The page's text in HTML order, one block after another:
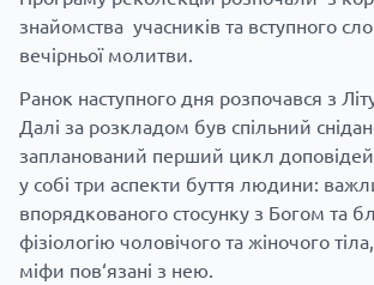
знайомства учасників та вступного
вечірньої молитви.
Ранок наступного дня розпочався з
Далі за розкладом був спільний
запланований перший цикл
у собі три аспекти буття людини:
впорядкованого стосунку з Богом та
фізіологію чоловічого та жіночого тіла,
міфи пов‘язані з нею.